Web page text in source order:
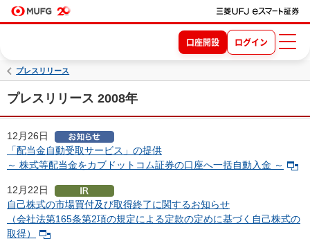
口座開設 ログイン
プレスリリース
プレスリリース 2008年
12月26日
「配当金自動受取サービス」の提供
～ 株式等配当金をカブドットコム証券の口座へ一括自動入金 ～
12月22日
自己株式の市場買付及び取得終了に関するお知らせ
（会社法第165条第2項の規定による定款の定めに基づく自己株式の
取得）